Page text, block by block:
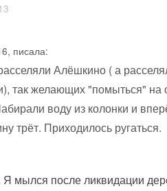
писала:
Алёшкино ( а
так желающих "помыться" на
воду из колонки и
трёт. Приходилось ругаться.
Я мылся после ликвидации